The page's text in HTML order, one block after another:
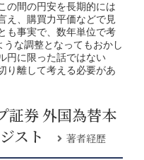
の間の円安を長期的には
え、購買力平価などで見
も事実で、数年単位で考
な調整となってもおかし
円に限った話ではない
り離して考える必要があ
券 外国為替本
スト
著者経歴